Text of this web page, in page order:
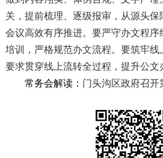
关，提前梳理、逐级报审，从源头
会议高效有序推进。要严守办文程序
培训，严格规范办文流程。要筑牢
要求贯穿线上流转全过程，提升公文
常务会解读： 门头沟区政府召开